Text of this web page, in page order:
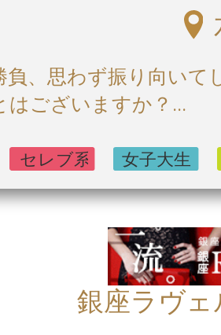
負、思わず振り向いて
はございますか？...
銀座ラヴェ